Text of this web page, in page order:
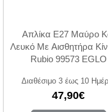
Απλίκα E27 Μαύρο
Λευκό Με Αισθητήρα
Rubio 99573 EGLO
Διαθέσιμο 3 έως 10
47,90€